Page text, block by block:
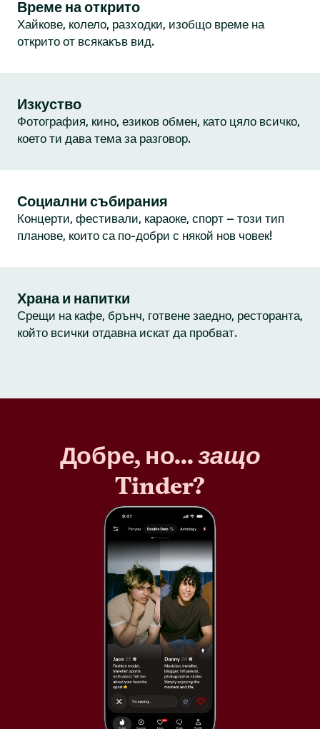
Време на открито
Хайкове, колело, разходки, изобщо време на
открито от всякакъв вид.
Изкуство
Фотография, кино, езиков обмен, като цяло всичко,
което ти дава тема за разговор.
Социални събирания
Концерти, фестивали, караоке, спорт – този тип
планове, които са по-добри с някой нов човек!
Храна и напитки
Срещи на кафе, брънч, готвене заедно, ресторанта,
който всички отдавна искат да пробват.
Добре, но...защо
Tinder?